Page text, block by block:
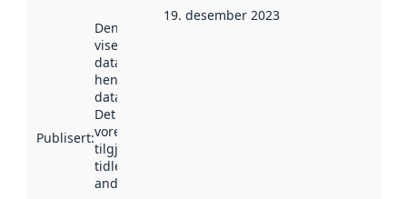
Publisert:
Denne datoen
viser når
datasettet vart
henta inn av
data.norge.no.
Det kan ha
vore
tilgjengeleg
tidlegare
andre stader.
19. desember 2023